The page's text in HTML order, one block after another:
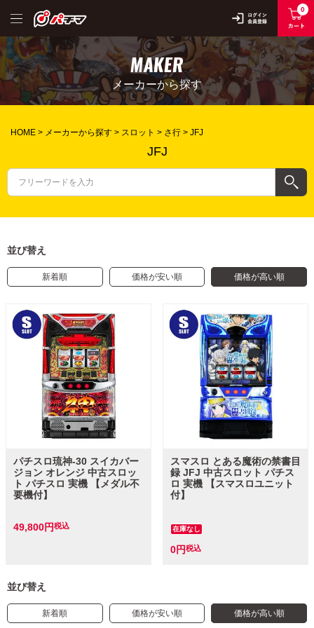
0
MAKER
メーカーから探す
HOME メーカーから探す スロット さ行 JFJ
JFJ
並び替え
新着順 価格が安い順 価格が高い順
パチスロ琉神‐30 スイカバー
ジョン オレンジ 中古スロッ
ト パチスロ 実機 【メダル不
要機付】
49,800 税込
スマスロ とある魔術の禁書目
録 JFJ 中古スロット パチス
ロ 実機 【スマスロユニット
付】
在庫なし
0 税込
並び替え
新着順 価格が安い順 価格が高い順